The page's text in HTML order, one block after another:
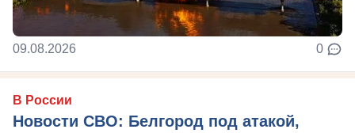
09.08.2026 0
В России
Новости СВО: Белгород под атакой,